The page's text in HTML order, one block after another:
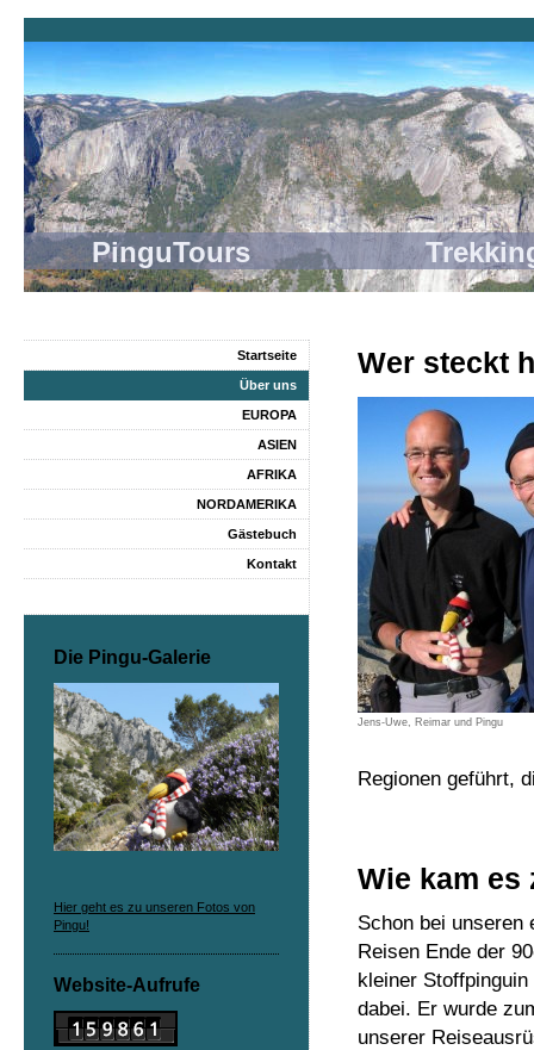
PinguTours Trekking
Wer steckt
Jens-Uwe, Reimar und Pingu
Regionen geführt,
Wie kam es
Schon bei unseren
Reisen Ende der
kleiner
dabei. Er wurde
unserer
Startseite
Über uns
EUROPA
ASIEN
AFRIKA
NORDAMERIKA
Gästebuch
Kontakt
Die Pingu-Galerie
Hier geht es zu unseren Fotos von
Pingu!
Website-Aufrufe